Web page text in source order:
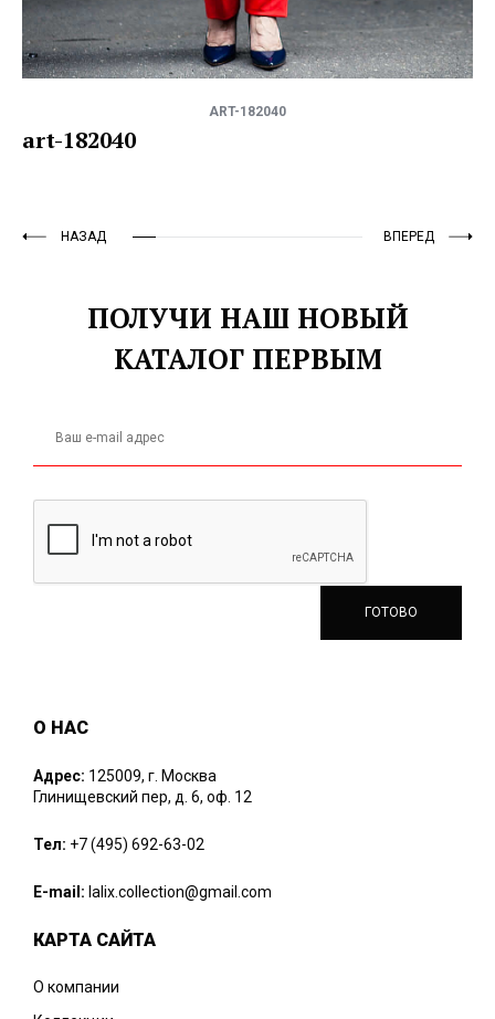
ART-182040
art-182040
НАЗАД ВПЕРЕД
ПОЛУЧИ НАШ НОВЫЙ
КАТАЛОГ ПЕРВЫМ
О НАС
Адрес: 125009, г. Москва
Глинищевский пер, д. 6, оф. 12
Тел: +7 (495) 692-63-02
E-mail: lalix.collection@gmail.com
КАРТА САЙТА
О компании